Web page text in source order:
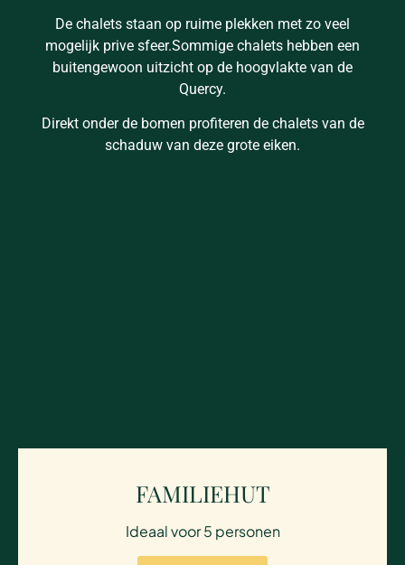
De chalets staan op ruime plekken met zo veel
mogelijk prive sfeer.Sommige chalets hebben een
buitengewoon uitzicht op de hoogvlakte van de
Quercy.
Direkt onder de bomen profiteren de chalets van de
schaduw van deze grote eiken.
FAMILIEHUT
Ideaal voor 5 personen